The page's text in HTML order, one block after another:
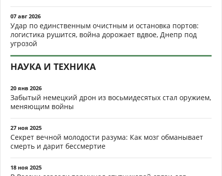
07 авг 2026
Удар по единственным очистным и остановка портов:
логистика рушится, война дорожает вдвое, Днепр под
угрозой
НАУКА И ТЕХНИКА
20 янв 2026
Забытый немецкий дрон из восьмидесятых стал оружием,
меняющим войны
27 ноя 2025
Секрет вечной молодости разума: Как мозг обманывает
смерть и дарит бессмертие
18 ноя 2025